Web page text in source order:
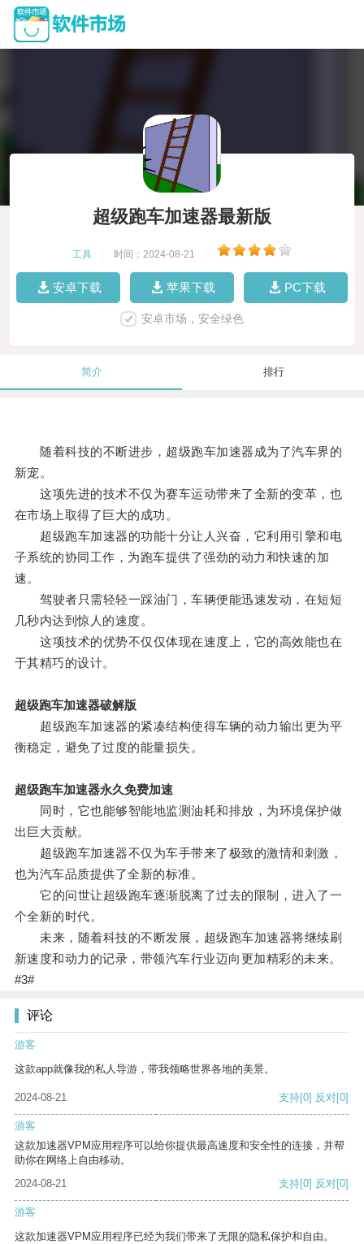
超级跑车加速器最新版
工具 时间：2024-08-21
安卓下载 苹果下载 PC下载
安卓市场，安全绿色
简介 排行
随着科技的不断进步，超级跑车加速器成为了汽车界的
新宠。
这项先进的技术不仅为赛车运动带来了全新的变革，也
在市场上取得了巨大的成功。
超级跑车加速器的功能十分让人兴奋，它利用引擎和电
子系统的协同工作，为跑车提供了强劲的动力和快速的加
速。
驾驶者只需轻轻一踩油门，车辆便能迅速发动，在短短
几秒内达到惊人的速度。
这项技术的优势不仅仅体现在速度上，它的高效能也在
于其精巧的设计。
超级跑车加速器破解版
超级跑车加速器的紧凑结构使得车辆的动力输出更为平
衡稳定，避免了过度的能量损失。
超级跑车加速器永久免费加速
同时，它也能够智能地监测油耗和排放，为环境保护做
出巨大贡献。
超级跑车加速器不仅为车手带来了极致的激情和刺激，
也为汽车品质提供了全新的标准。
它的问世让超级跑车逐渐脱离了过去的限制，进入了一
个全新的时代。
未来，随着科技的不断发展，超级跑车加速器将继续刷
新速度和动力的记录，带领汽车行业迈向更加精彩的未来。
#3#
评论
游客
这款app就像我的私人导游，带我领略世界各地的美景。
2024-08-21 支持[0] 反对[0]
游客
这款加速器VPM应用程序可以给你提供最高速度和安全性的连接，并帮
助你在网络上自由移动。
2024-08-21
支持[0] 反对[0]
游客
这款加速器VPM应用程序已经为我们带来了无限的隐私保护和自由。